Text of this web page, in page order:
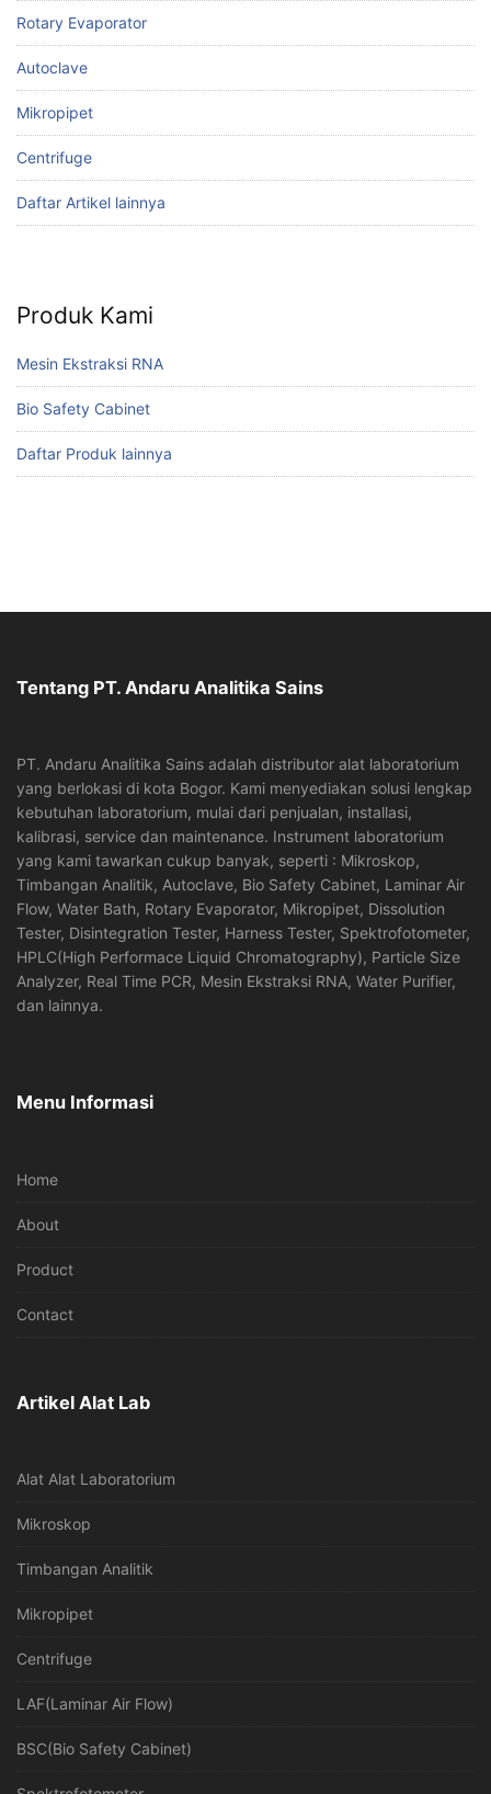
Rotary Evaporator
Autoclave
Mikropipet
Centrifuge
Daftar Artikel lainnya
Produk Kami
Mesin Ekstraksi RNA
Bio Safety Cabinet
Daftar Produk lainnya
Tentang PT. Andaru Analitika Sains
PT. Andaru Analitika Sains adalah distributor alat laboratorium
yang berlokasi di kota Bogor. Kami menyediakan solusi lengkap
kebutuhan laboratorium, mulai dari penjualan, installasi,
kalibrasi, service dan maintenance. Instrument laboratorium
yang kami tawarkan cukup banyak, seperti : Mikroskop,
Timbangan Analitik, Autoclave, Bio Safety Cabinet, Laminar Air
Flow, Water Bath, Rotary Evaporator, Mikropipet, Dissolution
Tester, Disintegration Tester, Harness Tester, Spektrofotometer,
HPLC(High Performace Liquid Chromatography), Particle Size
Analyzer, Real Time PCR, Mesin Ekstraksi RNA, Water Purifier,
dan lainnya.
Menu Informasi
Home
About
Product
Contact
Artikel Alat Lab
Alat Alat Laboratorium
Mikroskop
Timbangan Analitik
Mikropipet
Centrifuge
LAF(Laminar Air Flow)
BSC(Bio Safety Cabinet)